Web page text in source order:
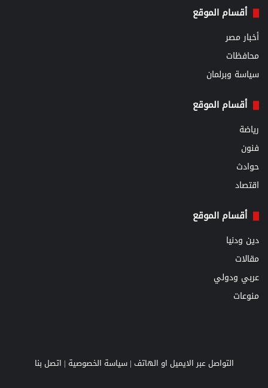
أقسام الموقع
أخبار مصر
محافظات
سياسة وبرلمان
أقسام الموقع
رياضة
فنون
حوادث
اقتصاد
أقسام الموقع
دين ودنيا
مقالات
عربي ودولي
منوعات
التواصل عبر الايميل او الهاتف |سياسة الخصوصية | اتصل بنا